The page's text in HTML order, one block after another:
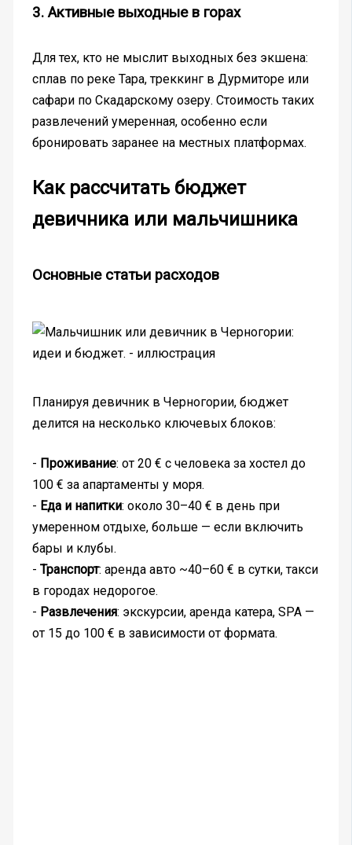
3. Активные выходные в горах
Для тех, кто не мыслит выходных без экшена:
сплав по реке Тара, треккинг в Дурмиторе или
сафари по Скадарскому озеру. Стоимость таких
развлечений умеренная, особенно если
бронировать заранее на местных платформах.
Как рассчитать бюджет
девичника или мальчишника
Основные статьи расходов
Планируя девичник в Черногории, бюджет
делится на несколько ключевых блоков:
- Проживание: от 20 € с человека за хостел до
100 € за апартаменты у моря.
- Еда и напитки: около 30–40 € в день при
умеренном отдыхе, больше — если включить
бары и клубы.
- Транспорт: аренда авто ~40–60 € в сутки, такси
в городах недорогое.
- Развлечения: экскурсии, аренда катера, SPA —
от 15 до 100 € в зависимости от формата.